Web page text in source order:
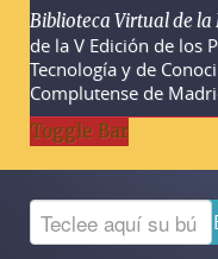
Biblioteca Virtual de
de la V Edición de los
Tecnología y de
Complutense de
Toggle Bar